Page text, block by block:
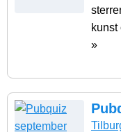
kunst
»